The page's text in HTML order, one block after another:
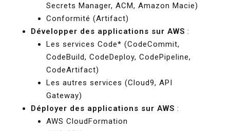
Secrets Manager, ACM, Amazon Macie)
Conformité (Artifact)
Développer des applications sur AWS :
Les services Code* (CodeCommit,
CodeBuild, CodeDeploy, CodePipeline,
CodeArtifact)
Les autres services (Cloud9, API
Gateway)
Déployer des applications sur AWS :
AWS CloudFormation